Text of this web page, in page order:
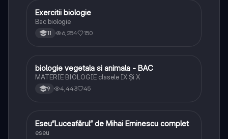
EBiologie
Exercitii biologie
Bac biologie
11 6,254 150
BBiologie
biologie vegetala si animala - BAC
MATERIE BIOLOGIE clasele IX Şi X
9 4,443 45
Limba și literatura română
Eseu”Luceafărul” de Mihai Eminescu complet
eseu